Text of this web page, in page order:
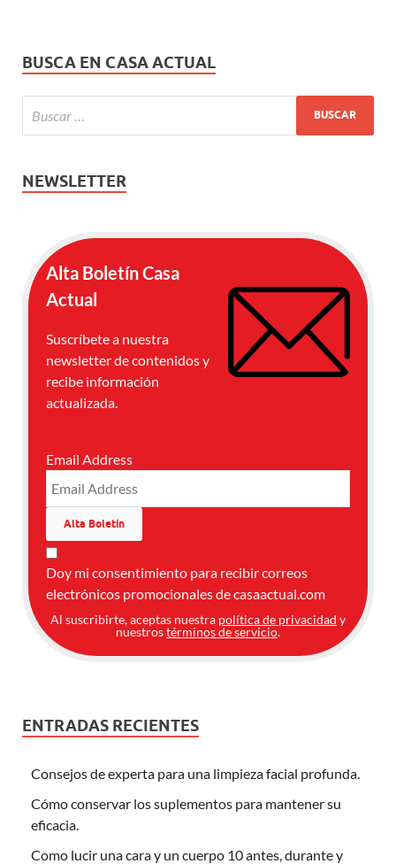
BUSCA EN CASA ACTUAL
NEWSLETTER
Alta Boletín Casa
Actual
Suscríbete a nuestra
newsletter de contenidos y
recibe información
actualizada.
Email Address
Doy mi consentimiento para recibir correos
electrónicos promocionales de casaactual.com
Al suscribirte, aceptas nuestra política de privacidad y
nuestrostérminos de servicio.
ENTRADAS RECIENTES
Consejos de experta para una limpieza facial profunda.
Cómo conservar los suplementos para mantener su
eficacia.
Como lucir una cara y un cuerpo 10 antes, durante y